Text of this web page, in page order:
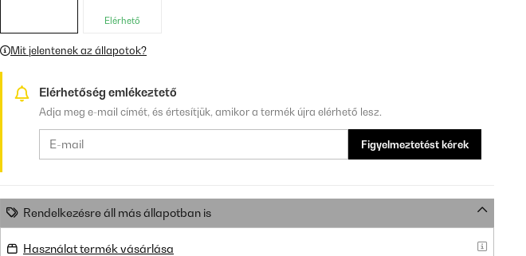
Elérhető
Mit jelentenek az állapotok?
Elérhetőség emlékeztető
Adja meg e-mail címét, és értesítjük, amikor a termék újra elérhető lesz.
Figyelmeztetést kérek
Rendelkezésre áll más állapotban is
Használat termék vásárlása